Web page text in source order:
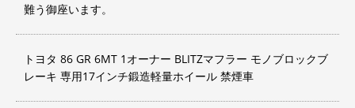
難う御座います。
トヨタ 86 GR 6MT 1オーナー BLITZマフラー モノブロックブ
レーキ 専用17インチ鍛造軽量ホイール 禁煙車